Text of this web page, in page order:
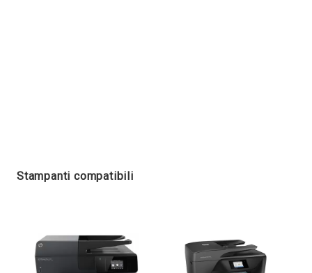
Stampanti compatibili